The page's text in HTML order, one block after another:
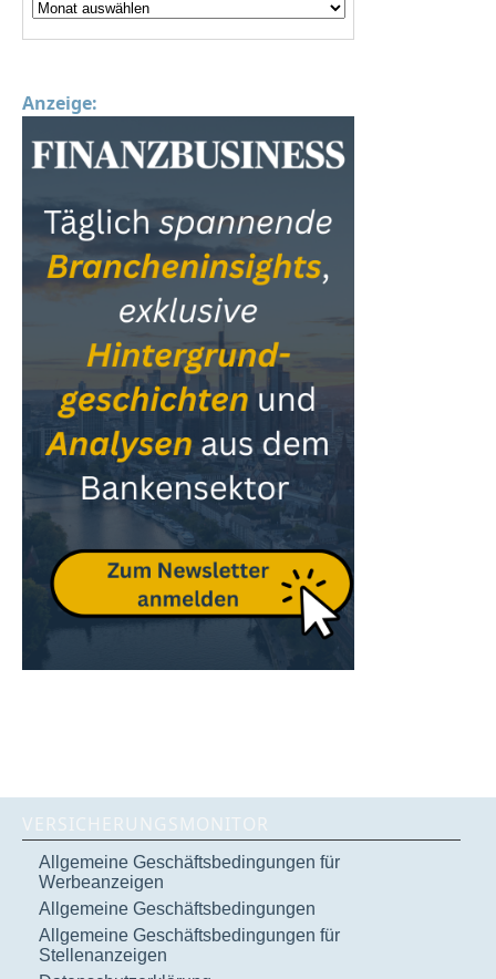
Anzeige:
VERSICHERUNGSMONITOR
Allgemeine Geschäftsbedingungen für
Werbeanzeigen
Allgemeine Geschäftsbedingungen
Allgemeine Geschäftsbedingungen für
Stellenanzeigen